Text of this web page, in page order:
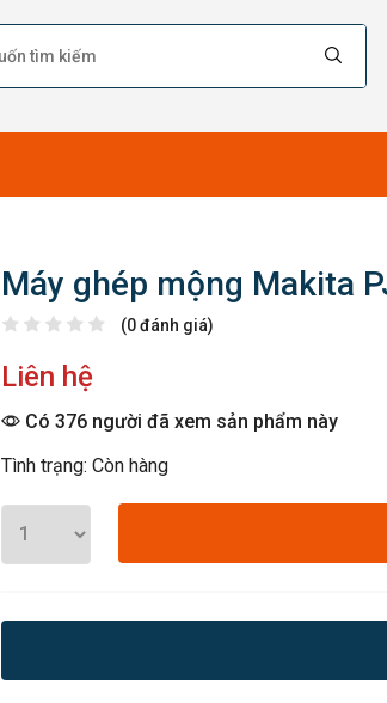
Máy ghép mộng Makita
(0 đánh giá)
Liên hệ
Có 376 người đã xem sản phẩm này
Tình trạng: Còn hàng